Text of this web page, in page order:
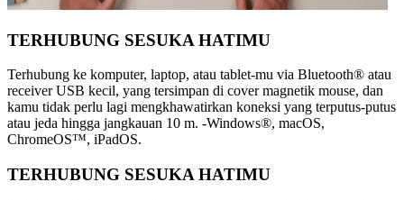
TERHUBUNG SESUKA HATIMU
Terhubung ke komputer, laptop, atau tablet-mu via Bluetooth® atau
receiver USB kecil, yang tersimpan di cover magnetik mouse, dan
kamu tidak perlu lagi mengkhawatirkan koneksi yang terputus-putus
atau jeda hingga jangkauan 10 m. -Windows®, macOS,
ChromeOS™, iPadOS.
TERHUBUNG SESUKA HATIMU